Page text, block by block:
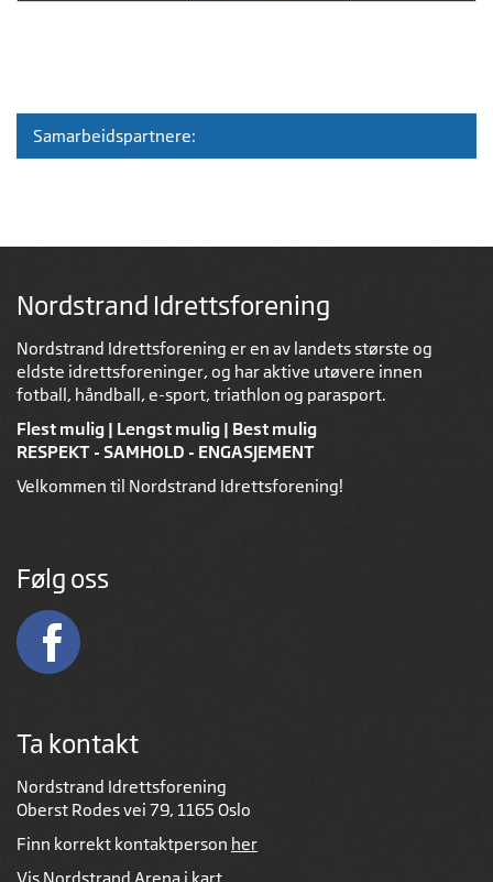
Samarbeidspartnere:
Nordstrand Idrettsforening
Nordstrand Idrettsforening er en av landets største og
eldste idrettsforeninger, og har aktive utøvere innen
fotball, håndball, e-sport, triathlon og parasport.
Flest mulig | Lengst mulig | Best mulig
RESPEKT - SAMHOLD - ENGASJEMENT
Velkommen til Nordstrand Idrettsforening!
Følg oss
Ta kontakt
Nordstrand Idrettsforening
Oberst Rodes vei 79, 1165 Oslo
Finn korrekt kontaktperson her